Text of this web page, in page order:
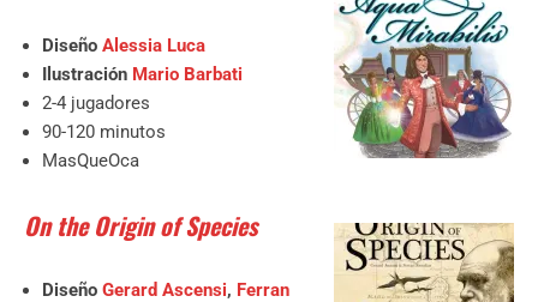
Diseño Alessia Luca
Ilustración Mario Barbati
2-4 jugadores
90-120 minutos
MasQueOca
On the Origin of Species
Diseño Gerard Ascensi, Ferran